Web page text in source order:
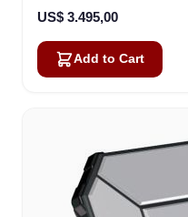
US$ 3.495,00
Add to Cart